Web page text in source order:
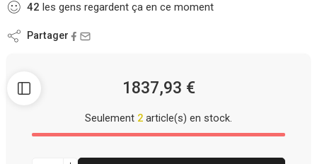
42 les gens regardent ça en ce moment
Partager
1837,93 €
Seulement 2 article(s) en stock.